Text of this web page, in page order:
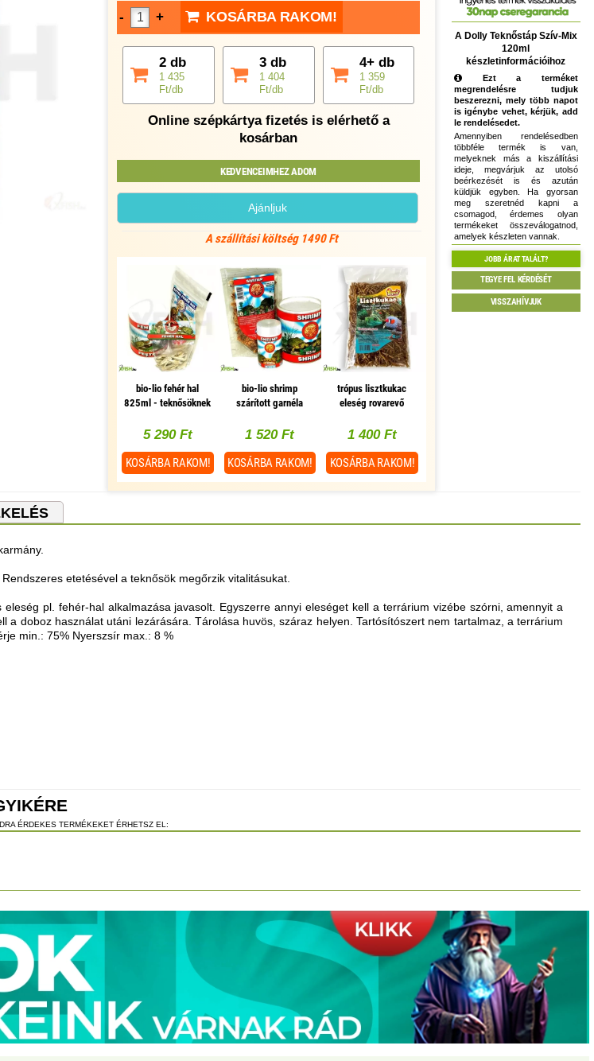
- + KOSÁRBA RAKOM!
2 db
1 435
Ft/db
3 db
1 404
Ft/db
4+ db
1 359
Ft/db
Online szépkártya fizetés is elérhető a
kosárban
KEDVENCEIMHEZ ADOM
Ajánljuk
A szállítási költség 1490 Ft
bio-lio fehér hal
825ml - teknősöknek
5 290 Ft
KOSÁRBARAKOM!
bio-lio shrimp
szárított garnéla
1 520 Ft
KOSÁRBA RAKOM!
trópus lisztkukac
eleség rovarevő
1 400 Ft
KOSÁRBARAKOM!
A Dolly Teknőstáp Szív-Mix
120ml
készletinformációihoz
Ezt a terméket
megrendelésre tudjuk
beszerezni, mely több napot
is igénybe vehet, kérjük, add
le rendelésedet.
Amennyiben rendelésedben
többféle termék is van,
melyeknek más a kiszállítási
ideje, megvárjuk az utolsó
beérkezését is és azután
küldjük egyben. Ha gyorsan
meg szeretnéd kapni a
csomagod, érdemes olyan
termékeket összeválogatnod,
amelyek készleten vannak.
JOBB ÁRAT TALÁLT?
TEGYE FEL KÉRDÉSÉT
VISSZAHÍVJUK
etetésével a teknősök megőrzik vitalitásukat.
pl. fehér-hal alkalmazása javasolt. Egyszerre annyi eleséget kell a terrárium vizébe szórni, amennyit a
a doboz használat utáni lezárására. Tárolása huvös, száraz helyen. Tartósítószert nem tartalmaz, a terrárium
min.: 75% Nyerszsír max.: 8 %
ÉRDEKES TERMÉKEKET ÉRHETSZ EL: